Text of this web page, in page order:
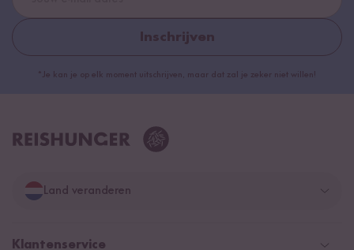
Inschrijven
*Je kan je op elk moment uitschrijven, maar dat zal je zeker niet willen!
Land veranderen
Duitsland
Klantenservice